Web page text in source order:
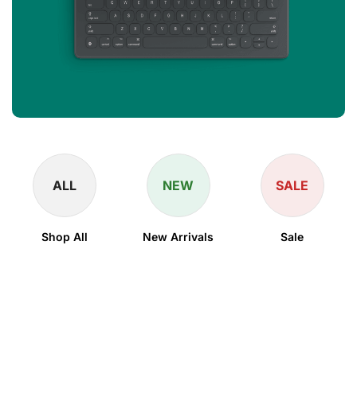
ALL
Shop All
NEW
New Arrivals
SALE
Sale